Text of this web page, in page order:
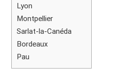
Lyon
Montpellier
Sarlat-la-Canéda
Bordeaux
Pau